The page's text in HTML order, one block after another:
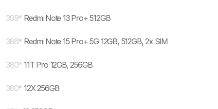
399* Redmi Note 13 Pro+ 512GB
386* Redmi Note 15 Pro+ 5G 12GB, 512GB, 2x SIM
380* 11T Pro 12GB, 256GB
380* 12X 256GB